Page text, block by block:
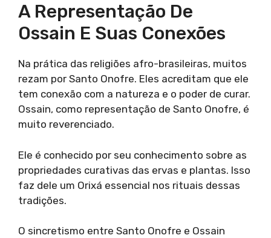
A Representação De
Ossain E Suas Conexões
Na prática das religiões afro-brasileiras, muitos
rezam por Santo Onofre. Eles acreditam que ele
tem conexão com a natureza e o poder de curar.
Ossain, como representação de Santo Onofre, é
muito reverenciado.
Ele é conhecido por seu conhecimento sobre as
propriedades curativas das ervas e plantas. Isso
faz dele um Orixá essencial nos rituais dessas
tradições.
O sincretismo entre Santo Onofre e Ossain